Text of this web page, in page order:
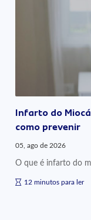
Infarto do
como prevenir
05, ago de 2026
O que é infarto do
12 minutos para ler